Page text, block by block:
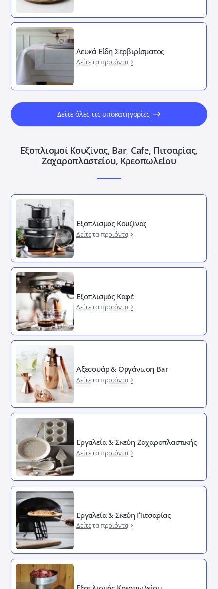
Λευκά Είδη Σερβιρίσματος
Δείτε τα προιόντα
Δείτε όλες τις υποκατηγορίες
Εξοπλισμοί Κουζίνας, Bar, Cafe, Πιτσαρίας,
Ζαχαροπλαστείου, Κρεοπωλείου
Εξοπλισμός Κουζίνας
Δείτε τα προιόντα
Εξοπλισμός Καφέ
Δείτε τα προιόντα
Αξεσουάρ & Οργάνωση Bar
Δείτε τα προιόντα
Εργαλεία & Σκεύη Ζαχαροπλαστικής
Δείτε τα προιόντα
Εργαλεία & Σκεύη ΄Πιτσαρίας
Δείτε τα προιόντα